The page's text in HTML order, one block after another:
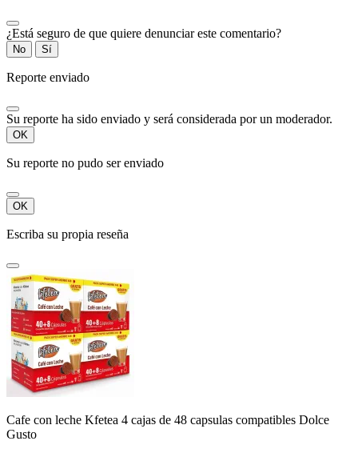
¿Está seguro de que quiere denunciar este comentario?
No Sí
Reporte enviado
Su reporte ha sido enviado y será considerada por un moderador.
OK
Su reporte no pudo ser enviado
OK
Escriba su propia reseña
Cafe con leche Kfetea 4 cajas de 48 capsulas compatibles Dolce
Gusto